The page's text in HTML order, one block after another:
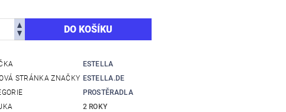
ESTELLA
STRÁNKA ZNAČKY ESTELLA.DE
PROSTĚRADLA
2 ROKY